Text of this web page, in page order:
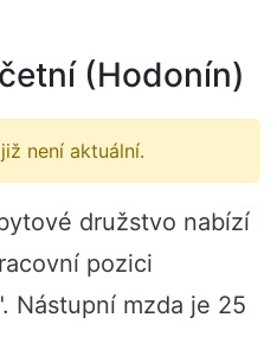
(Hodonín)
není aktuální.
družstvo nabízí
pozici
Nástupní mzda je 25